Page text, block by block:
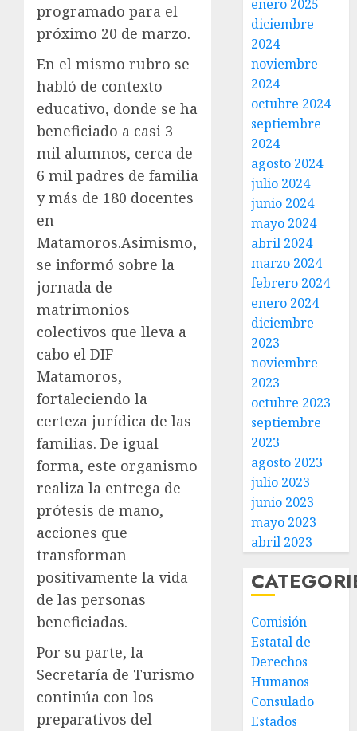
programado para el
próximo 20 de marzo.
En el mismo rubro se
habló de contexto
educativo, donde se ha
beneficiado a casi 3
mil alumnos, cerca de
6 mil padres de familia
y más de 180 docentes
en
Matamoros.Asimismo,
se informó sobre la
jornada de
matrimonios
colectivos que lleva a
cabo el DIF
Matamoros,
fortaleciendo la
certeza jurídica de las
familias. De igual
forma, este organismo
realiza la entrega de
prótesis de mano,
acciones que
transforman
positivamente la vida
de las personas
beneficiadas.
Por su parte, la
Secretaría de Turismo
continúa con los
preparativos del
enero 2025
diciembre
2024
noviembre
2024
octubre 2024
septiembre
2024
agosto 2024
julio 2024
junio 2024
mayo 2024
abril 2024
marzo 2024
febrero 2024
enero 2024
diciembre
2023
noviembre
2023
octubre 2023
septiembre
2023
agosto 2023
julio 2023
junio 2023
mayo 2023
abril 2023
Comisión
Estatal de
Derechos
Humanos
Consulado
Estados